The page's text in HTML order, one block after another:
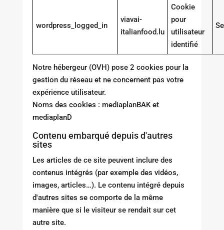
wordpress_logged_in
viavai-
italianfood.lu
Cookie
pour
utilisateur
identifié
Notre hébergeur (OVH) pose 2 cookies pour la
gestion du réseau et ne concernent pas votre
expérience utilisateur.
Noms des cookies : mediaplanBAK et
mediaplanD
Contenu embarqué depuis d'autres
sites
Les articles de ce site peuvent inclure des
contenus intégrés (par exemple des vidéos,
images, articles…). Le contenu intégré depuis
d'autres sites se comporte de la même
manière que si le visiteur se rendait sur cet
autre site.